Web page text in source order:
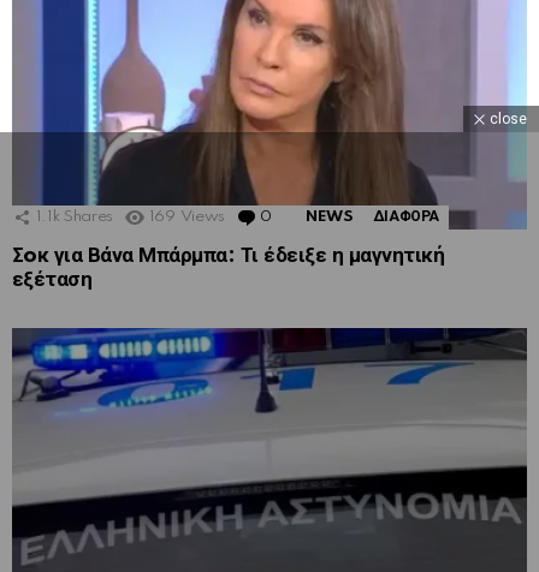
1.1k Shares 169 Views 0 Comments
NEWS ΔΙΑΦΟΡΑ
Σoκ για Βάνα Μπάρμπα: Τι έδειξε η μαγνητική
εξέταση
close